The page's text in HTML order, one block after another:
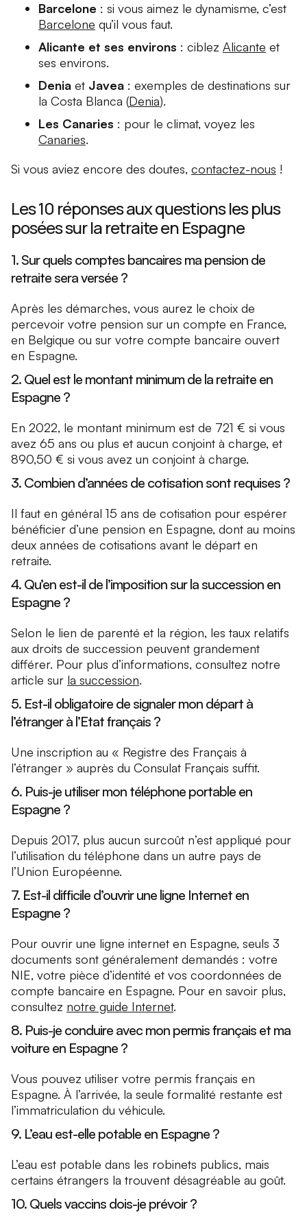
Barcelone : si vous aimez le dynamisme, c’est
Barcelone qu’il vous faut.
Alicante et ses environs : ciblez Alicante et
ses environs.
Denia et Javea : exemples de destinations sur
la Costa Blanca (Denia).
Les Canaries : pour le climat, voyez les
Canaries.
Si vous aviez encore des doutes, contactez-nous !
Les 10 réponses aux questions les plus
posées sur la retraite en Espagne
1. Sur quels comptes bancaires ma pension de
retraite sera versée ?
Après les démarches, vous aurez le choix de
percevoir votre pension sur un compte en France,
en Belgique ou sur votre compte bancaire ouvert
en Espagne.
2. Quel est le montant minimum de la retraite en
Espagne ?
En 2022, le montant minimum est de 721 € si vous
avez 65 ans ou plus et aucun conjoint à charge, et
890,50 € si vous avez un conjoint à charge.
3. Combien d’années de cotisation sont requises ?
Il faut en général 15 ans de cotisation pour espérer
bénéficier d’une pension en Espagne, dont au moins
deux années de cotisations avant le départ en
retraite.
4. Qu’en est-il de l’imposition sur la succession en
Espagne ?
Selon le lien de parenté et la région, les taux relatifs
aux droits de succession peuvent grandement
différer. Pour plus d’informations, consultez notre
article sur la succession.
5. Est-il obligatoire de signaler mon départ à
l’étranger à l’Etat français ?
Une inscription au « Registre des Français à
l’étranger » auprès du Consulat Français suffit.
6. Puis-je utiliser mon téléphone portable en
Espagne ?
Depuis 2017, plus aucun surcoût n’est appliqué pour
l’utilisation du téléphone dans un autre pays de
l’Union Européenne.
7. Est-il difficile d’ouvrir une ligne Internet en
Espagne ?
Pour ouvrir une ligne internet en Espagne, seuls 3
documents sont généralement demandés : votre
NIE, votre pièce d’identité et vos coordonnées de
compte bancaire en Espagne. Pour en savoir plus,
consultez notre guide Internet.
8. Puis-je conduire avec mon permis français et ma
voiture en Espagne ?
Vous pouvez utiliser votre permis français en
Espagne. À l’arrivée, la seule formalité restante est
l’immatriculation du véhicule.
9. L’eau est-elle potable en Espagne ?
L’eau est potable dans les robinets publics, mais
certains étrangers la trouvent désagréable au goût.
10. Quels vaccins dois-je prévoir ?